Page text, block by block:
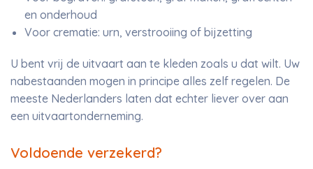
en onderhoud
Voor crematie: urn, verstrooiing of bijzetting
U bent vrij de uitvaart aan te kleden zoals u dat wilt. Uw
nabestaanden mogen in principe alles zelf regelen. De
meeste Nederlanders laten dat echter liever over aan
een uitvaartonderneming.
Voldoende verzekerd?